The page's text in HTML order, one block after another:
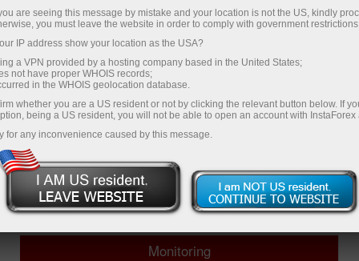
เปิดบัญชีซื้อขาย
เปิดบัญชีเดโม่
ForexCopy
TOP-5 traders
Monitoring
are seeing this message by mistake and your location is not the US, kindly
you must leave the website in order to comply with government
IP address show your location as the USA?
a VPN provided by a hosting company based in the United States;
not have proper WHOIS records;
in the WHOIS geolocation database.
whether you are a US resident or not by clicking the relevant button below. If
being a US resident, you will not be able to open an account with InstaForex
for any inconvenience caused by this message.